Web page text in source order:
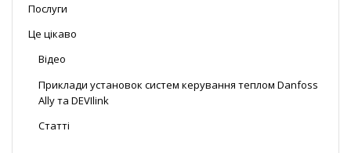
Послуги
Це цікаво
Відео
Приклади установок систем керування теплом Danfoss
Ally та DEVIlink
Статті